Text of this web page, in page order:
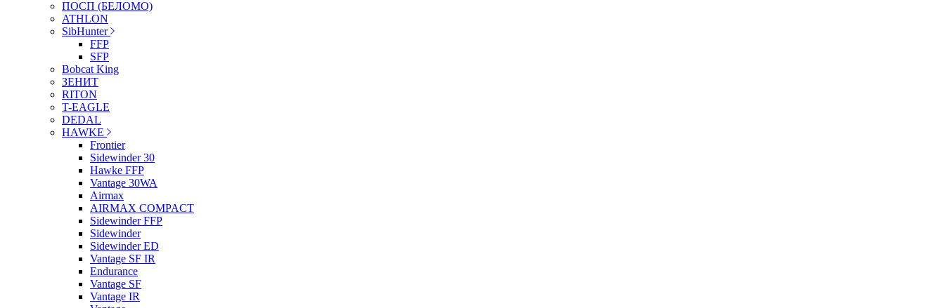
ПОСП (БЕЛОМО)
ATHLON
SibHunter
FFP
SFP
Bobcat King
ЗЕНИТ
RITON
T-EAGLE
DEDAL
HAWKE
Frontier
Sidewinder 30
Hawke FFP
Vantage 30WA
Airmax
AIRMAX COMPACT
Sidewinder FFP
Sidewinder
Sidewinder ED
Vantage SF IR
Endurance
Vantage SF
Vantage IR